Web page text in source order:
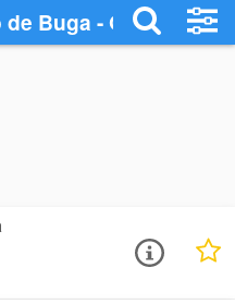
Buga - Ouça Online